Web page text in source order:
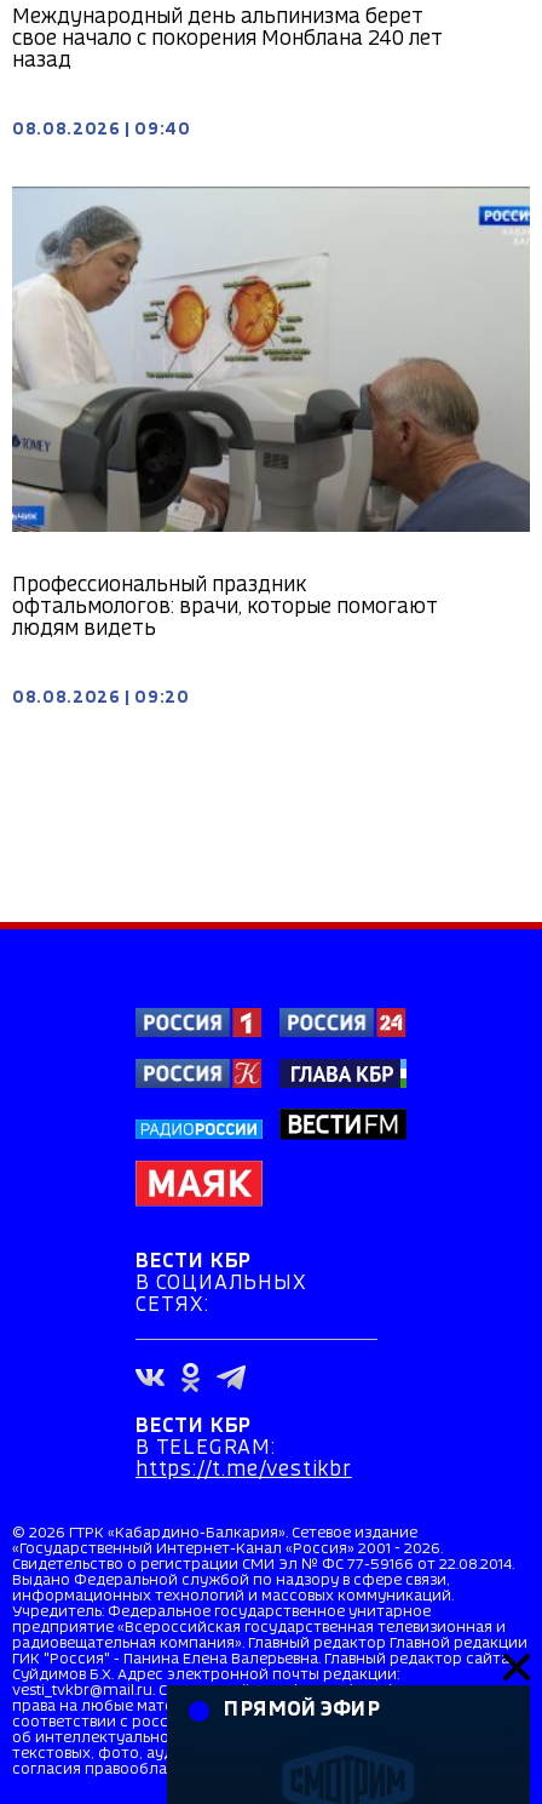
Международный день альпинизма берет
свое начало с покорения Монблана 240 лет
назад
08.08.2026 09:40
Профессиональный праздник
офтальмологов: врачи, которые помогают
людям видеть
08.08.2026 09:20
ВЕСТИ КБР
В СОЦИАЛЬНЫХ
СЕТЯХ:
ВЕСТИ КБР
В TELEGRAM:
https://t.me/vestikbr
© 2026 ГТРК «Кабардино-Балкария». Сетевое издание
«Государственный Интернет-Канал «Россия» 2001 - 2026.
Свидетельство о регистрации СМИ Эл № ФС 77-59166 от 22.08.2014.
Выдано Федеральной службой по надзору в сфере связи,
информационных технологий и массовых коммуникаций.
Учредитель: Федеральное государственное унитарное
предприятие «Всероссийская государственная телевизионная и
радиовещательная компания». Главный редактор Главной редакции
ГИК "Россия" - Панина Елена Валерьевна. Главный редактор сайта
Суйдимов Б.Х. Адрес электронной почты редакции:
vesti_tvkbr@mail.ru. Справочный телефон: +7 (8662) 40-36-33. Все
права на любые материалы, опубликованные на сайте, защищены в
соответствии с российским и международным законодательством
об интеллектуальной собственности. Любое использование
текстовых, фото, аудио и видеоматериалов возможно только с
согласия правообладателя (ВГТРК). Для детей старше 16 лет (16+).
ПРЯМОЙ ЭФИР